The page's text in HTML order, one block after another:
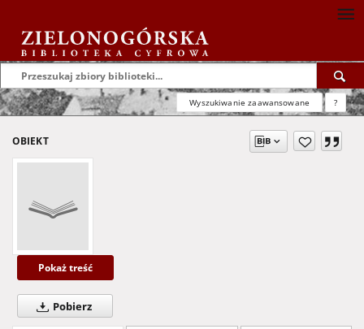
Wyszukiwanie zaawansowane ?
OBIEKT
Pokaż treść
Pobierz